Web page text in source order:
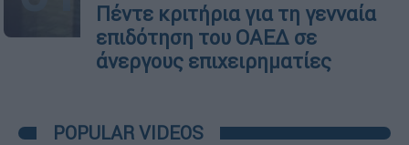
Πέντε κριτήρια για τη γενναία
επιδότηση του ΟΑΕΔ σε
άνεργους επιχειρηματίες
POPULAR VIDEOS